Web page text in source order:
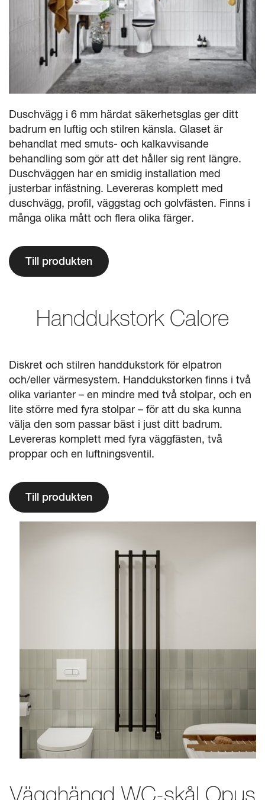
Duschvägg i 6 mm härdat säkerhetsglas ger ditt
badrum en luftig och stilren känsla. Glaset är
behandlat med smuts- och kalkavvisande
behandling som gör att det håller sig rent längre.
Duschväggen har en smidig installation med
justerbar infästning. Levereras komplett med
duschvägg, profil, väggstag och golvfästen. Finns i
många olika mått och flera olika färger.
Till produkten
Handdukstork Calore
Diskret och stilren handdukstork för elpatron
och/eller värmesystem. Handdukstorken finns i två
olika varianter – en mindre med två stolpar, och en
lite större med fyra stolpar – för att du ska kunna
välja den som passar bäst i just ditt badrum.
Levereras komplett med fyra väggfästen, två
proppar och en luftningsventil.
Till produkten